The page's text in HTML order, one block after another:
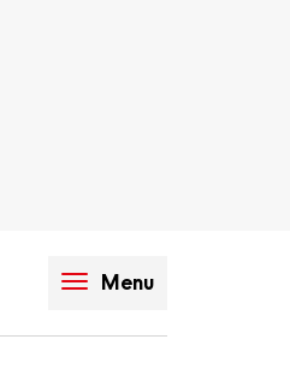
Menu